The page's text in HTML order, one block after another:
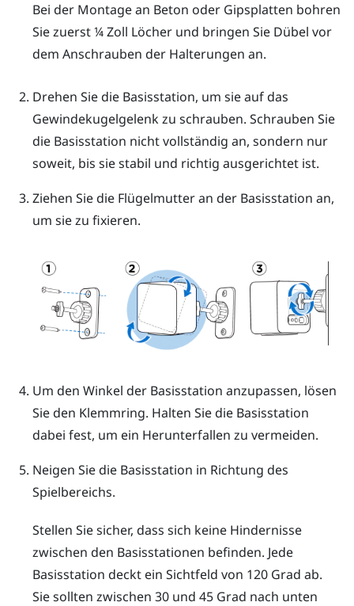
Bei der Montage an Beton oder Gipsplatten bohren
Sie zuerst ¼ Zoll Löcher und bringen Sie Dübel vor
dem Anschrauben der Halterungen an.
Drehen Sie die Basisstation, um sie auf das
Gewindekugelgelenk zu schrauben. Schrauben Sie
die Basisstation nicht vollständig an, sondern nur
soweit, bis sie stabil und richtig ausgerichtet ist.
Ziehen Sie die Flügelmutter an der Basisstation an,
um sie zu fixieren.
Um den Winkel der Basisstation anzupassen, lösen
Sie den Klemmring. Halten Sie die Basisstation
dabei fest, um ein Herunterfallen zu vermeiden.
Neigen Sie die Basisstation in Richtung des
Spielbereichs.
Stellen Sie sicher, dass sich keine Hindernisse
zwischen den Basisstationen befinden. Jede
Basisstation deckt ein Sichtfeld von 120 Grad ab.
Sie sollten zwischen 30 und 45 Grad nach unten